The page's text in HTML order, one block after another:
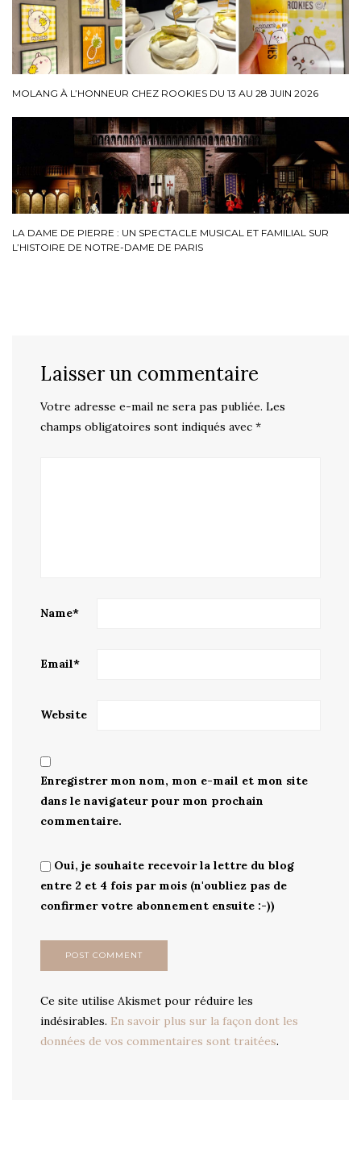
MOLANG À L’HONNEUR CHEZ ROOKIES DU 13 AU 28 JUIN 2026
LA DAME DE PIERRE : UN SPECTACLE MUSICAL ET FAMILIAL SUR
L’HISTOIRE DE NOTRE-DAME DE PARIS
Laisser un commentaire
Votre adresse e-mail ne sera pas publiée. Les
champs obligatoires sont indiqués avec *
Name*
Email*
Website
Enregistrer mon nom, mon e-mail et mon site
dans le navigateur pour mon prochain
commentaire.
Oui, je souhaite recevoir la lettre du blog
entre 2 et 4 fois par mois (n'oubliez pas de
confirmer votre abonnement ensuite :-))
Ce site utilise Akismet pour réduire les
indésirables. En savoir plus sur la façon dont les
données de vos commentaires sont traitées.